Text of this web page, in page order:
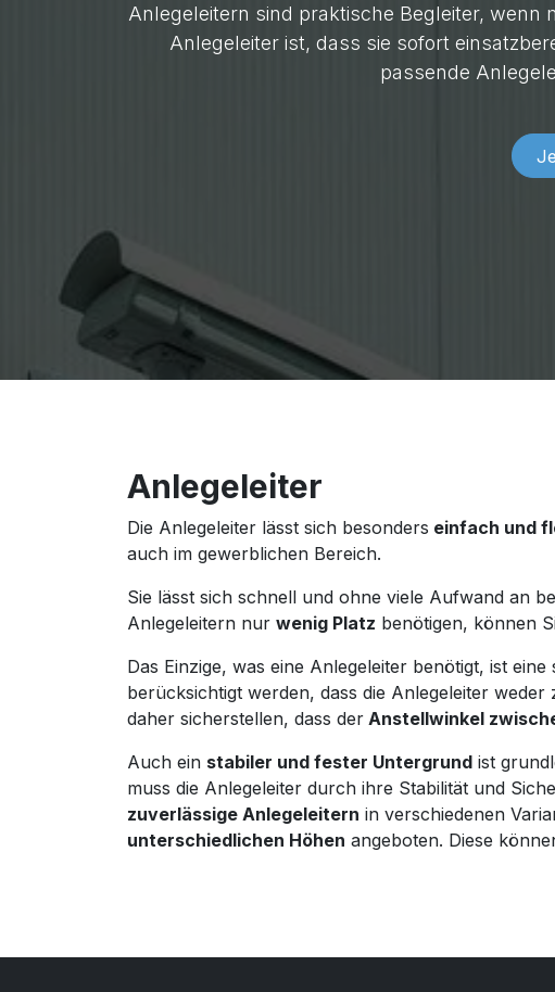
Anlegeleitern sind praktische Begleiter, wenn
Anlegeleiter ist, dass sie sofort
passende
Anlegeleiter
Die Anlegeleiter lässt sich besonders einfach und
auch im gewerblichen Bereich.
Sie lässt sich schnell und ohne viele Aufwand an
Anlegeleitern nur wenig Platz benötigen, können
Das Einzige, was eine Anlegeleiter benötigt, ist
berücksichtigt werden, dass die Anlegeleiter
daher sicherstellen, dass der Anstellwinkel
Auch ein stabiler und fester Untergrund ist
muss die Anlegeleiter durch ihre Stabilität und
zuverlässige Anlegeleitern in verschiedenen
unterschiedlichen Höhen angeboten. Diese